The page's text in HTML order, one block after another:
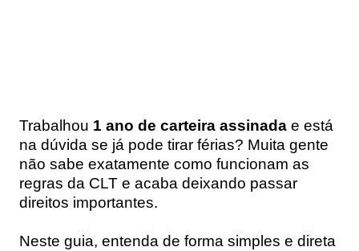
Trabalhou 1 ano de carteira assinada e está
na dúvida se já pode tirar férias? Muita gente
não sabe exatamente como funcionam as
regras da CLT e acaba deixando passar
direitos importantes.
Neste guia, entenda de forma simples e direta